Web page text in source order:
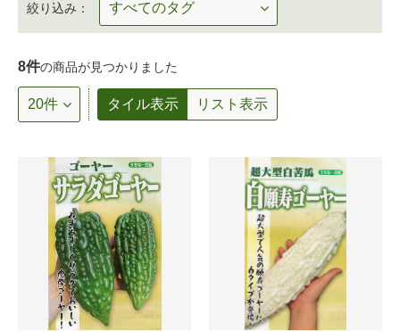
絞り込み：
8件の商品が見つかりました
タイル表示 リスト表示